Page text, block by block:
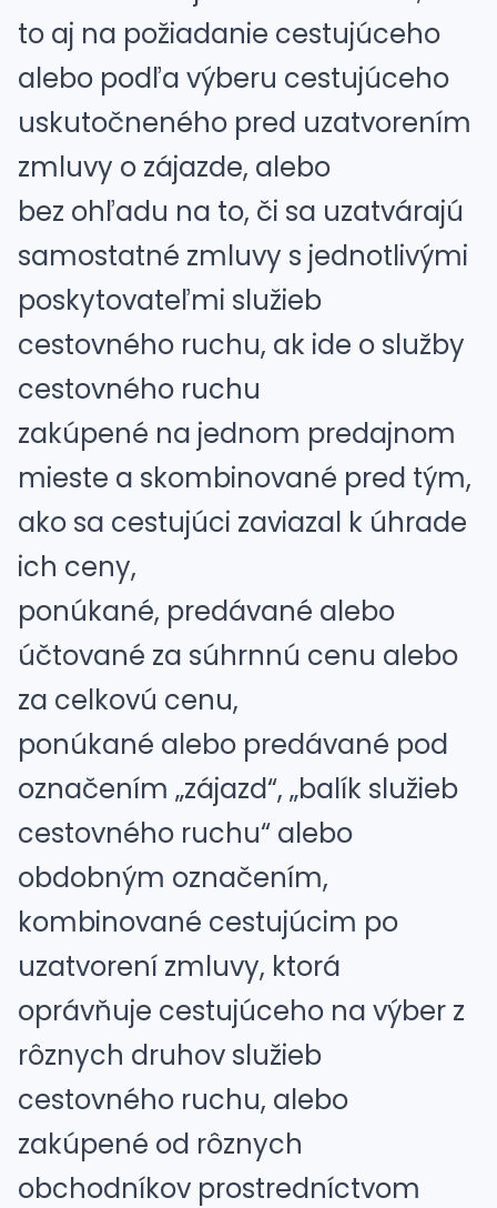
to aj na požiadanie cestujúceho
alebo podľa výberu cestujúceho
uskutočneného pred uzatvorením
zmluvy o zájazde, alebo
bez ohľadu na to, či sa uzatvárajú
samostatné zmluvy s jednotlivými
poskytovateľmi služieb
cestovného ruchu, ak ide o služby
cestovného ruchu
zakúpené na jednom predajnom
mieste a skombinované pred tým,
ako sa cestujúci zaviazal k úhrade
ich ceny,
ponúkané, predávané alebo
účtované za súhrnnú cenu alebo
za celkovú cenu,
ponúkané alebo predávané pod
označením „zájazd“, „balík služieb
cestovného ruchu“ alebo
obdobným označením,
kombinované cestujúcim po
uzatvorení zmluvy, ktorá
oprávňuje cestujúceho na výber z
rôznych druhov služieb
cestovného ruchu, alebo
zakúpené od rôznych
obchodníkov prostredníctvom